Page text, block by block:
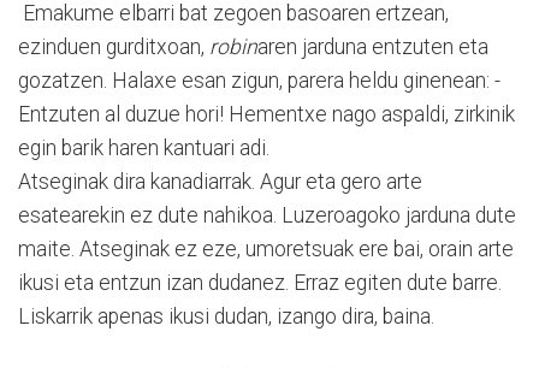
Emakume elbarri bat zegoen basoaren ertzean,
ezinduen gurditxoan, robinaren jarduna entzuten eta
gozatzen. Halaxe esan zigun, parera heldu ginenean: -
Entzuten al duzue hori! Hementxe nago aspaldi, zirkinik
egin barik haren kantuari adi.
Atseginak dira kanadiarrak. Agur eta gero arte
esatearekin ez dute nahikoa. Luzeroagoko jarduna dute
maite. Atseginak ez eze, umoretsuak ere bai, orain arte
ikusi eta entzun izan dudanez. Erraz egiten dute barre.
Liskarrik apenas ikusi dudan, izango dira, baina.